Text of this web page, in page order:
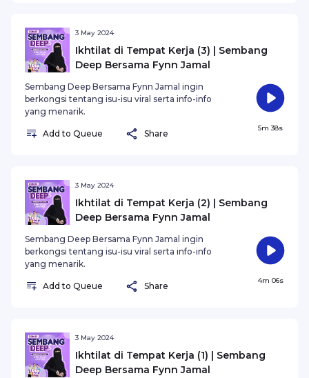
3 May 2024
Ikhtilat di Tempat Kerja (3) | Sembang
Deep Bersama Fynn Jamal
Sembang Deep Bersama Fynn Jamal ingin
berkongsi tentang isu-isu viral serta info-info
yang menarik.
Add to Queue Share
5m 38s
3 May 2024
Ikhtilat di Tempat Kerja (2) | Sembang
Deep Bersama Fynn Jamal
Sembang Deep Bersama Fynn Jamal ingin
berkongsi tentang isu-isu viral serta info-info
yang menarik.
Add to Queue Share
4m 06s
3 May 2024
Ikhtilat di Tempat Kerja (1) | Sembang
Deep Bersama Fynn Jamal